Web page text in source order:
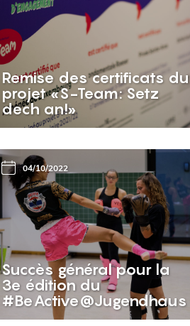
Remise des certificats du
projet «S-Team: Setz
dech an!»
04/10/2022
Succès général pour la
3e édition du
#BeActive@Jugendhaus